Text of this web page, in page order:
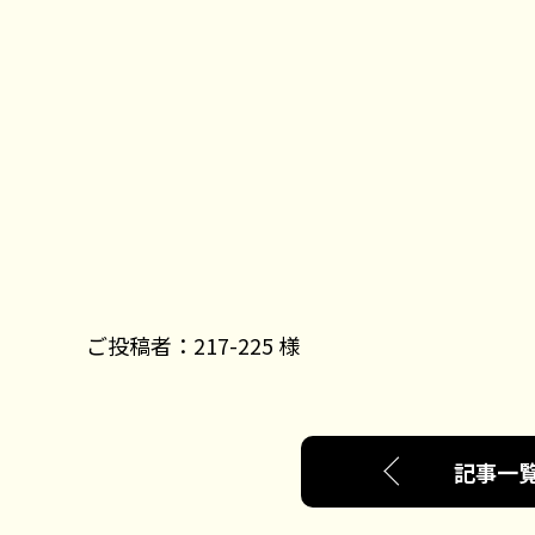
ご投稿者：217-225 様
記事一